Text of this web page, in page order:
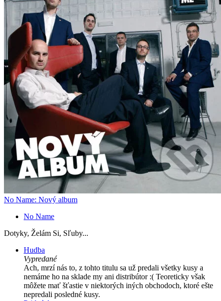
No Name: Nový album
No Name
Dotyky, Želám Si, Sľuby...
Hudba
Vypredané
Ach, mrzí nás to, z tohto titulu sa už predali všetky kusy a
nemáme ho na sklade my ani distribútor :( Teoreticky však
môžete mať šťastie v niektorých iných obchodoch, ktoré ešte
nepredali posledné kusy.